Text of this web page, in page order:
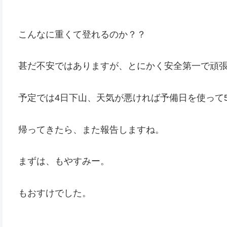
こんなに重くて登れるのか？？
甚だ不安ではありますが、とにかく安全第一で頑張
予定では4日下山、天気が悪ければ予備日を使って
帰ってきたら、また報告しますね。
まずは、もやすみー。
もおすけでした。